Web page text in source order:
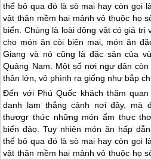
thể bỏ qua đó là sò mai hay còn gọi
vật thân mềm hai mảnh vỏ thuộc họ
biển. Chúng là loài động vật có giá trị
cho món ăn còi biên mai, món ăn
Giang và nó cũng là đặc sản của
Quảng Nam. Một số nơi ngư dân
thân lớn, vỏ phình ra giống như bắp
Đến với Phú Quốc khách thăm
danh lam thắng cảnh nơi đây, mà
thươgr thức những món ẩm thực
biển đảo. Tuy nhiên món ăn hấp
thể bỏ qua đó là sò mai hay còn gọi
vật thân mềm hai mảnh vỏ thuộc họ